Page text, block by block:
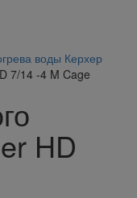
воды Керхер
7/14 -4 M Cage
HD